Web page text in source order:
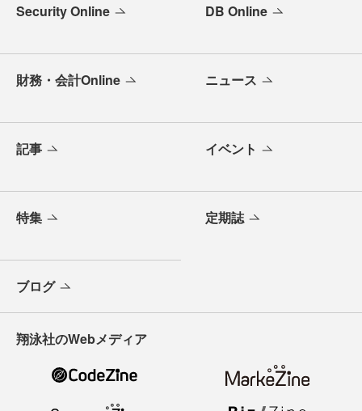
Security Online DB Online
財務・会計Online ニュース
記事 イベント
特集 定期誌
ブログ
翔泳社のWebメディア